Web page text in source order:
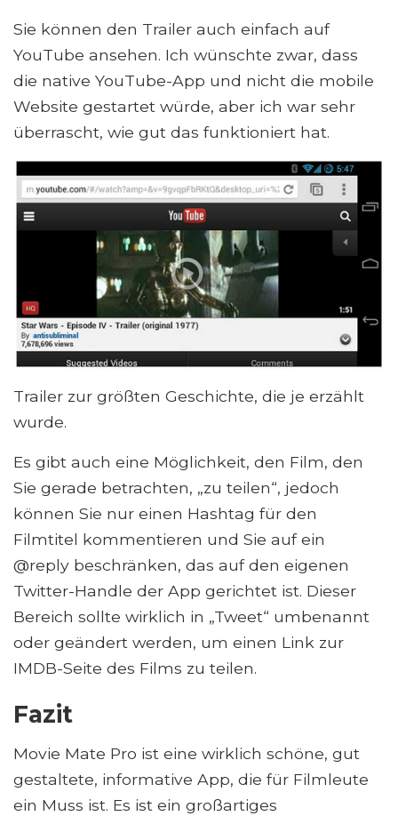
Sie können den Trailer auch einfach auf
YouTube ansehen. Ich wünschte zwar, dass
die native YouTube-App und nicht die mobile
Website gestartet würde, aber ich war sehr
überrascht, wie gut das funktioniert hat.
Trailer zur größten Geschichte, die je erzählt
wurde.
Es gibt auch eine Möglichkeit, den Film, den
Sie gerade betrachten, „zu teilen“, jedoch
können Sie nur einen Hashtag für den
Filmtitel kommentieren und Sie auf ein
@reply beschränken, das auf den eigenen
Twitter-Handle der App gerichtet ist. Dieser
Bereich sollte wirklich in „Tweet“ umbenannt
oder geändert werden, um einen Link zur
IMDB-Seite des Films zu teilen.
Fazit
Movie Mate Pro ist eine wirklich schöne, gut
gestaltete, informative App, die für Filmleute
ein Muss ist. Es ist ein großartiges